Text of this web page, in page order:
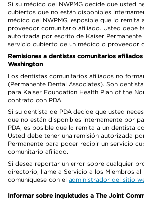
Si su médico del NWPMG decide que usted
cubiertos que no están disponibles
médico del NWPMG, esposible que lo remita
proveedor comunitario afiliado. Usted debe
autorizada por escrito de Kaiser
servicio cubierto de un médico o proveedor
Remisiones a dentistas comunitarios
Washington
Los dentistas comunitarios afiliados no
(Permanente Dental Associates). Son
para Kaiser Foundation Health Plan of the
contrato con PDA.
Si su dentista de PDA decide que usted
que no están disponibles internamente por
PDA, es posible que lo remita a un dentista
Usted debe tener una remisión autorizada
Permanente para poder recibir un servicio
comunitario afiliado.
Si desea reportar un error sobre cualquier
directorio, llame a Servicio a los Miembros
comuníquese con el administrador del sitio
Informar sobre inquietudes a The Joint